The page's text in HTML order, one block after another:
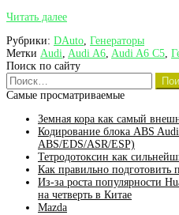
Читать далееГенераторы
A6
C5
для
с
объемом
1.8
(AJP,
AQE,
ARH)
Рубрики: DAuto Генераторы
Метки Audi Audi A6 Audi A6 C5
Поиск по сайту
Найти:
Самые просматриваемые
Земная кора как самый
Кодирование блока ABS
ABS/EDS/ASR/ESP)
Тетродотоксин как
Как правильно подготовить
Из-за роста популярности
на четверть в Китае
Mazda